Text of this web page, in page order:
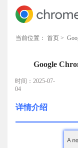
当前位置： 首页 >
Google
时间：2025-07-
04
详情介绍